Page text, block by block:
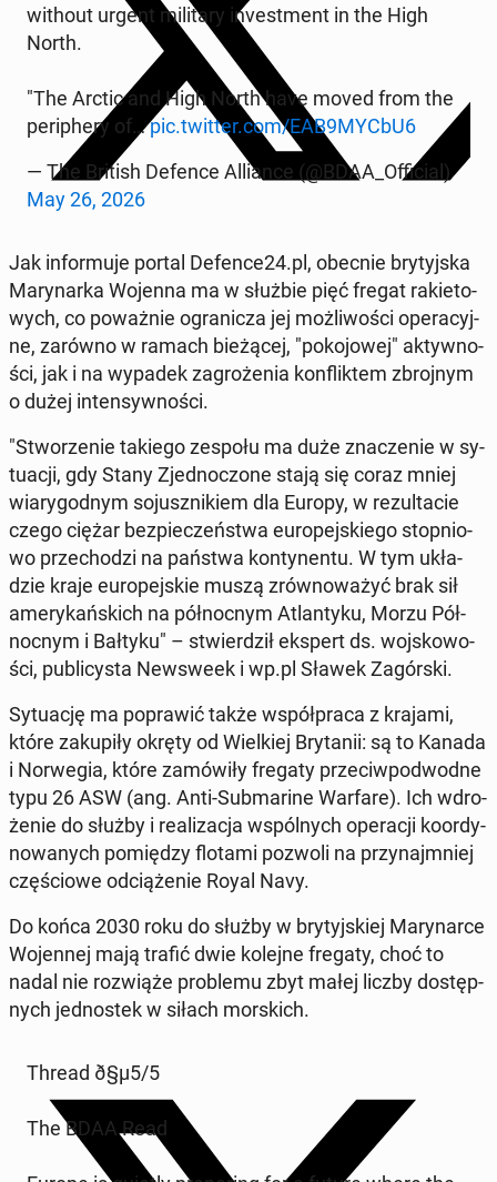
without urgent mi­li­ta­ry in­ve­st­ment in the High
North.
"The Arctic and High North have moved from the
pe­ri­phe­ry of…pic.twitter.com/EAB9MYCbU6
— The British Defence Al­lian­ce (@BDAA_Of­fi­cial)
May 26, 2026
Jak in­for­mu­je portal Defence24.pl, obecnie bry­tyj­ska
Ma­ry­nar­ka Wojenna ma w służbie pięć fregat ra­kie­to­
wych, co po­waż­nie ogra­ni­cza jej moż­li­wo­ści ope­ra­cyj­
ne, zarówno w ramach bie­żą­cej, "po­ko­jo­wej" ak­tyw­no­
ści, jak i na wypadek za­gro­że­nia kon­flik­tem zbroj­nym
o dużej in­ten­syw­no­ści.
"Stwo­rze­nie takiego zespołu ma duże zna­cze­nie w sy­
tu­acji, gdy Stany Zjed­no­czo­ne stają się coraz mniej
wia­ry­god­nym so­jusz­ni­kiem dla Europy, w re­zul­ta­cie
czego ciężar bez­pie­czeń­stwa eu­ro­pej­skie­go stop­nio­
wo prze­cho­dzi na państwa kon­ty­nen­tu. W tym ukła­
dzie kraje eu­ro­pej­skie muszą zrów­no­wa­żyć brak sił
ame­ry­kań­skich na pół­noc­nym Atlan­ty­ku, Morzu Pół­
noc­nym i Bałtyku" – stwier­dził ekspert ds. woj­sko­wo­
ści, pu­bli­cy­sta New­swe­ek i wp.pl Sławek Za­gór­ski.
Sy­tu­ację ma po­pra­wić także współ­pra­ca z krajami,
które za­ku­pi­ły okręty od Wiel­kiej Bry­ta­nii: są to Kanada
i Nor­we­gia, które za­mó­wi­ły fregaty prze­ciw­po­dwod­ne
typu 26 ASW (ang. Anti-Sub­ma­ri­ne Warfare). Ich wdro­
że­nie do służby i re­ali­za­cja wspól­nych ope­ra­cji ko­or­dy­
no­wa­nych po­mię­dzy flotami pozwoli na przy­naj­mniej
czę­ścio­we od­cią­że­nie Royal Navy.
Do końca 2030 roku do służby w bry­tyj­skiej Ma­ry­nar­ce
Wo­jen­nej mają trafić dwie kolejne fregaty, choć to
nadal nie roz­wią­że pro­ble­mu zbyt małej liczby do­stęp­
nych jed­no­stek w siłach mor­skich.
Thread ð§µ5/5
The BDAA Read